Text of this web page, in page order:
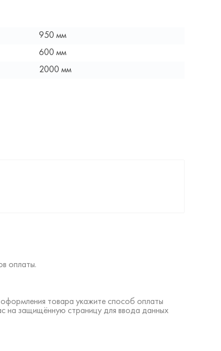
950 мм
600 мм
2000 мм
оплаты.
товара укажите способ оплаты
на защищённую страницу для ввода данных